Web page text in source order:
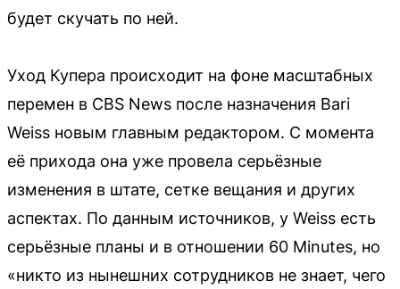
будет скучать по ней.
Уход Купера происходит на фоне масштабных
перемен в CBS News после назначения Bari
Weiss новым главным редактором. С момента
её прихода она уже провела серьёзные
изменения в штате, сетке вещания и других
аспектах. По данным источников, у Weiss есть
серьёзные планы и в отношении 60 Minutes, но
«никто из нынешних сотрудников не знает, чего